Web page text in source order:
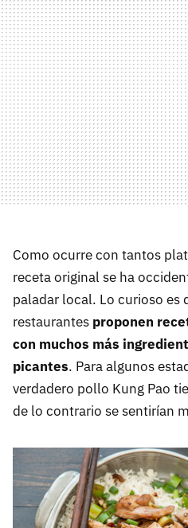
Como ocurre con tantos
receta original se ha
paladar local. Lo curioso es
restaurantes proponen
con muchos más
picantes. Para algunos
verdadero pollo Kung Pao
de lo contrario se sentirían